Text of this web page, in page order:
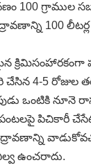
100
100
క్రిమిసంహారకంగా
చేసిన 4-5
ఒంటికి నూనె
పంటలపై పిచికారీ
ఉంచరాదు.